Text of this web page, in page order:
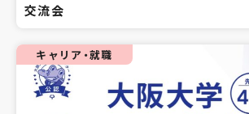
交流会
キャリア・就職